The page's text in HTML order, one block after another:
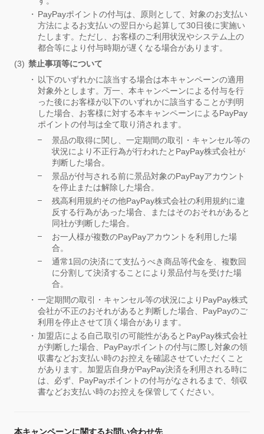
PayPayポイントの付与は、原則として、対象のお支払い
方法によるお支払いの翌日から起算して30日後に実施い
たします。ただし、お客様のご利用状況やシステム上の
都合等により付与時期が遅くなる場合があります。
禁止事項等について
以下のいずれかに該当する場合は本キャンペーンの適用
対象外とします。万一、本キャンペーンによる付与を行
った後にお客様が以下のいずれかに該当することが判明
した場合、お客様に対する本キャンペーンによるPayPay
ポイントの付与は全て取り消されます。
景品の取得に関し、一定期間の取引・キャンセル等の
状況により不正行為が行われたとPayPay株式会社が
判断した場合。
景品が付与される前に景品対象のPayPayアカウント
を停止または解除した場合。
残高利用規約その他PayPay株式会社の利用規約に違
反する行為があった場合、またはそのおそれがあると
同社が判断した場合。
お一人様が複数のPayPayアカウントを利用した場
合。
通常1回の決済にて支払うべき商品等代金を、複数回
に分割して決済することにより景品付与を受けた場
合。
一定期間の取引・キャンセル等の状況によりPayPay株式
会社が不正のおそれがあると判断した場合、PayPayのご
利用を停止させて頂く場合があります。
加盟店による自己取引の可能性があるとPayPay株式会社
が判断した場合、PayPayポイントの付与に際し対象の領
収書などお支払い時のお控えを確認させていただくこと
があります。加盟店自身がPayPay決済を利用される時に
は、必ず、PayPayポイントの付与がなされるまで、領収
書などお支払い時のお控えを保管してください。
本キャンペーンに関するお問い合わせ先